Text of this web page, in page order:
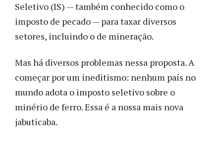
Seletivo (IS) — também conhecido como o
imposto de pecado — para taxar diversos
setores, incluindo o de mineração.
Mas há diversos problemas nessa proposta. A
começar por um ineditismo: nenhum país no
mundo adota o imposto seletivo sobre o
minério de ferro. Essa é a nossa mais nova
jabuticaba.